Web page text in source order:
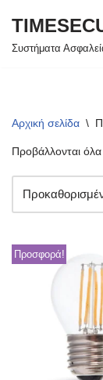
Μεταπηδήστε
Συστήματα
Αρχική σελίδα \
Προβάλλονται
Προσφορά!